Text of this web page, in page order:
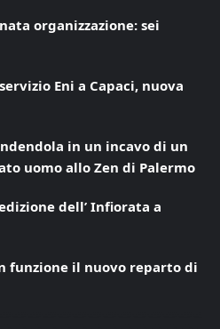
organizzazione: sei
Eni a Capaci, nuova
in un incavo di un
uomo allo Zen di Palermo
dell’ Infiorata a
funzione il nuovo reparto di